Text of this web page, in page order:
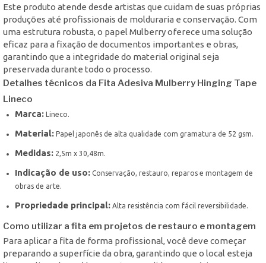
Este produto atende desde artistas que cuidam de suas próprias
produções até profissionais de molduraria e conservação. Com
uma estrutura robusta, o papel Mulberry oferece uma solução
eficaz para a fixação de documentos importantes e obras,
garantindo que a integridade do material original seja
preservada durante todo o processo.
Detalhes técnicos da Fita Adesiva Mulberry Hinging Tape
Lineco
Marca: Lineco.
Material: Papel japonês de alta qualidade com gramatura de 52 gsm.
Medidas: 2,5m x 30,48m.
Indicação de uso: Conservação, restauro, reparos e montagem de
obras de arte.
Propriedade principal: Alta resistência com fácil reversibilidade.
Como utilizar a fita em projetos de restauro e montagem
Para aplicar a fita de forma profissional, você deve começar
preparando a superfície da obra, garantindo que o local esteja